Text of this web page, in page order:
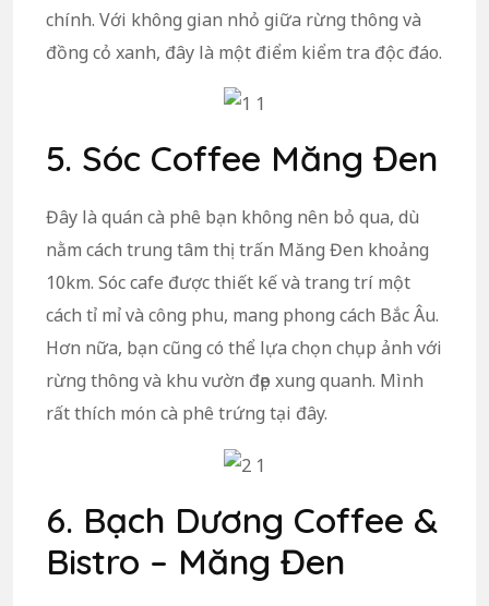
chính. Với không gian nhỏ giữa rừng thông và
đồng cỏ xanh, đây là một điểm kiểm tra độc đáo.
5. Sóc Coffee Măng Đen
Đây là quán cà phê bạn không nên bỏ qua, dù
nằm cách trung tâm thị trấn Măng Đen khoảng
10km. Sóc cafe được thiết kế và trang trí một
cách tỉ mỉ và công phu, mang phong cách Bắc Âu.
Hơn nữa, bạn cũng có thể lựa chọn chụp ảnh với
rừng thông và khu vườn đẹp xung quanh. Mình
rất thích món cà phê trứng tại đây.
6. Bạch Dương Coffee &
Bistro – Măng Đen